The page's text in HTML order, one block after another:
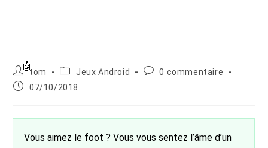
Auteur/autrice
de
la
tom
PostJeux Android
Commentaires
0 commentaire
Publication
07/10/2018
Vous aimez le foot ? Vous vous sentez l’âme d’un